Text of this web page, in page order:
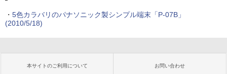
・ 5色カラバリのパナソニック製シンプル端末「P-07B」
(2010/5/18)
本サイトのご利用について お問い合わせ